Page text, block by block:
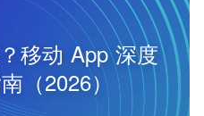
移动 App 深度
（2026）